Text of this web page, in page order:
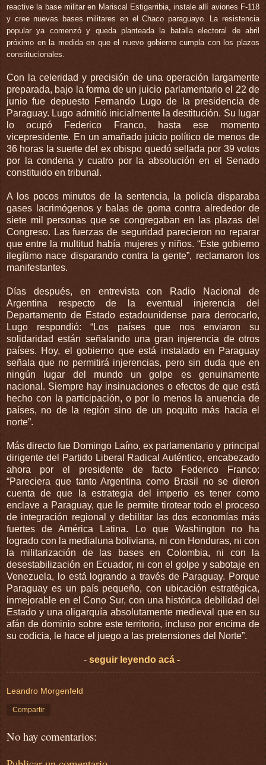
reactive la base militar en Mariscal Estigarribia, instale allí aviones F-118
y cree nuevas bases militares en el Chaco paraguayo. La resistencia
popular ya comenzó y queda planteada la batalla electoral de abril
próximo en la medida en que el nuevo gobierno cumpla con los plazos
constitucionales.
Con la celeridad y precisión de una operación largamente
preparada, bajo la forma de un juicio parlamentario el 22 de
junio fue depuesto Fernando Lugo de la presidencia de
Paraguay. Lugo admitió inicialmente la destitución. Su lugar
lo ocupó Federico Franco, hasta ese momento
vicepresidente. En un amañado juicio político de menos de
36 horas la suerte del ex obispo quedó sellada por 39 votos
por la condena y cuatro por la absolución en el Senado
constituido en tribunal.
A los pocos minutos de la sentencia, la policía disparaba
gases lacrimógenos y balas de goma contra alrededor de
siete mil personas que se congregaban en las plazas del
Congreso. Las fuerzas de seguridad parecieron no reparar
que entre la multitud había mujeres y niños. “Este gobierno
ilegítimo nace disparando contra la gente”, reclamaron los
manifestantes.
Días después, en entrevista con Radio Nacional de
Argentina respecto de la eventual injerencia del
Departamento de Estado estadounidense para derrocarlo,
Lugo respondió: “Los países que nos enviaron su
solidaridad están señalando una gran injerencia de otros
países. Hoy, el gobierno que está instalado en Paraguay
señala que no permitirá injerencias, pero sin duda que en
ningún lugar del mundo un golpe es genuinamente
nacional. Siempre hay insinuaciones o efectos de que está
hecho con la participación, o por lo menos la anuencia de
países, no de la región sino de un poquito más hacia el
norte”.
Más directo fue Domingo Laíno, ex parlamentario y principal
dirigente del Partido Liberal Radical Auténtico, encabezado
ahora por el presidente de facto Federico Franco:
“Pareciera que tanto Argentina como Brasil no se dieron
cuenta de que la estrategia del imperio es tener como
enclave a Paraguay, que le permite tirotear todo el proceso
de integración regional y debilitar las dos economías más
fuertes de América Latina. Lo que Washington no ha
logrado con la medialuna boliviana, ni con Honduras, ni con
la militarización de las bases en Colombia, ni con la
desestabilización en Ecuador, ni con el golpe y sabotaje en
Venezuela, lo está logrando a través de Paraguay. Porque
Paraguay es un país pequeño, con ubicación estratégica,
inmejorable en el Cono Sur, con una histórica debilidad del
Estado y una oligarquía absolutamente medieval que en su
afán de dominio sobre este territorio, incluso por encima de
su codicia, le hace el juego a las pretensiones del Norte”.
- seguir leyendo acá -
Leandro Morgenfeld
Compartir
No hay comentarios: